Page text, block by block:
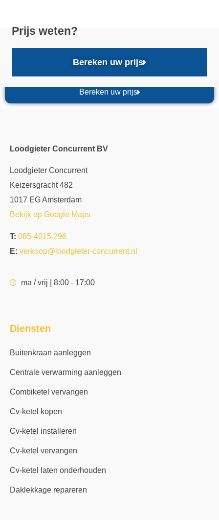
Prijs weten?
Bereken uw prijs
Bereken uw prijs
Loodgieter Concurrent BV
Loodgieter Concurrent
Keizersgracht 482
1017 EG Amsterdam
Bekijk op Google Maps
T: 085-4015 296
E: verkoop@loodgieter-concurrent.nl
ma / vrij | 8:00 - 17:00
Diensten
Buitenkraan aanleggen
Centrale verwarming aanleggen
Combiketel vervangen
Cv-ketel kopen
Cv-ketel installeren
Cv-ketel vervangen
Cv-ketel laten onderhouden
Daklekkage repareren